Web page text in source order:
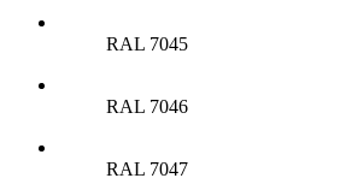
RAL 7045
RAL 7046
RAL 7047